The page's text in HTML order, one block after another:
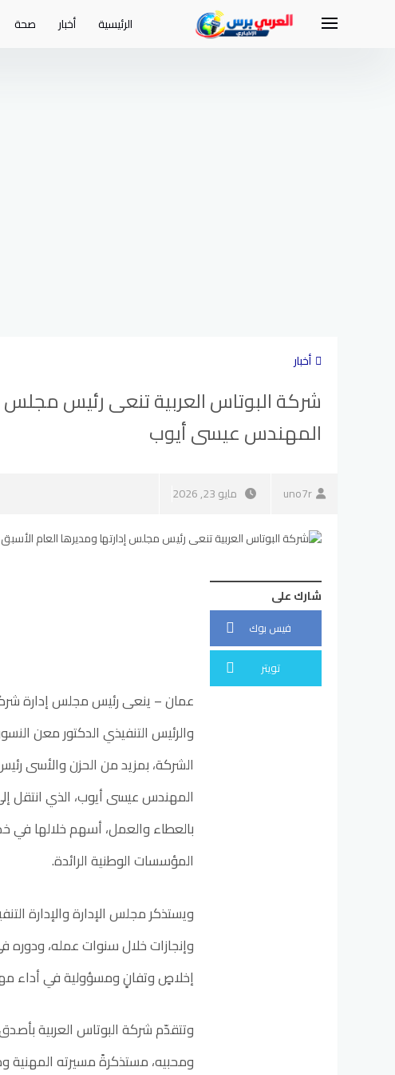
الرئيسية أخبار صحة
أخبار
شركة البوتاس العربية تنعى رئيس مجلس
المهندس عيسى أيوب
uno7r مايو 23, 2026
شارك على
فيس بوك
تويتر
عمان – ينعى رئيس مجلس إدارة
والرئيس التنفيذي الدكتور معن
الشركة، بمزيد من الحزن والأسى
المهندس عيسى أيوب، الذي انتقل
بالعطاء والعمل، أسهم خلالها في
المؤسسات الوطنية الرائدة.
ويستذكر مجلس الإدارة والإدارة
وإنجازات خلال سنوات عمله،
إخلاصٍ وتفانٍ ومسؤولية في أداء
وتتقدّم شركة البوتاس العربية
ومحبيه، مستذكرةً مسيرته المهنية